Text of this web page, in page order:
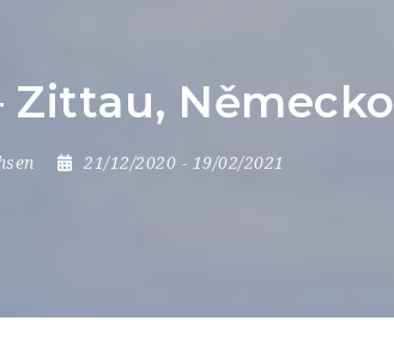
Zittau, Německo
21/12/2020 - 19/02/2021